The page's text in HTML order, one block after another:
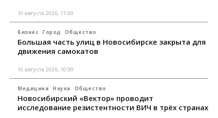
10 августа 2026, 11:00
Бизнес Город Общество
Большая часть улиц в Новосибирске закрыта для
движения самокатов
10 августа 2026, 10:00
Медицина Наука Общество
Новосибирский «Вектор» проводит
исследование резистентности ВИЧ в трёх странах